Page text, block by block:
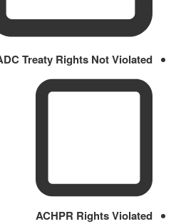
Treaty Rights Not Violated
ACHPR Rights Violated